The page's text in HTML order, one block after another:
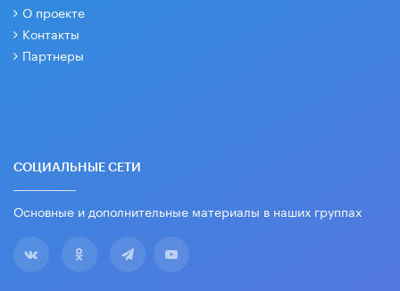
О проекте
Контакты
Партнеры
СОЦИАЛЬНЫЕ СЕТИ
Основные и дополнительные материалы в наших группах